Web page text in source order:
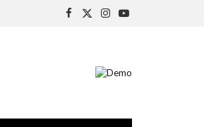
Facebook
X
Instagram
YouTube